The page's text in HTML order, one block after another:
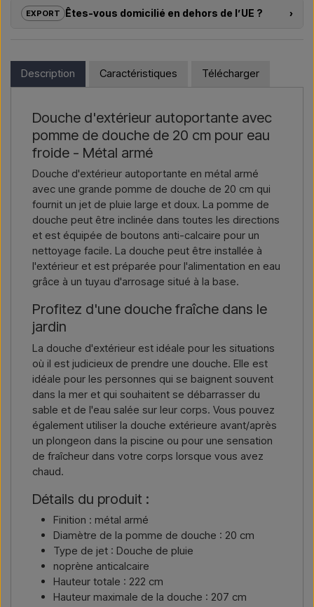
promoteurs immobiliers avec des
pour douches extérieures – du choix du modèle à la bonne
Vous souhaitez un
plus importante, contactez-nous – réponse rapide.
EXPORT Êtes-vous domicilié en dehors de l’UE ?
›
commander directement sur le webshop. En revanche, vous
pouvez nous contacter et recevoir un prix avec la livraison et,
Il vous suffit d’indiquer l’article qui vous intéresse (référence ou
lien vers l’article) ainsi que les adresses de facturation et de
livraison, et vous recevrez une offre.
Nous écrire → Nous appeler →
Description Caractéristiques Télécharger
Douche d'extérieur autoportante avec
pomme de douche de 20 cm pour eau
froide - Métal armé
Douche d'extérieur autoportante en métal armé
avec une grande pomme de douche de 20 cm qui
fournit un jet de pluie large et doux. La pomme de
douche peut être inclinée dans toutes les directions
et est équipée de boutons anti-calcaire pour un
nettoyage facile. La douche peut être installée à
l'extérieur et est préparée pour l'alimentation en eau
grâce à un tuyau d'arrosage situé à la base.
Profitez d'une douche fraîche dans le
jardin
La douche d'extérieur est idéale pour les situations
où il est judicieux de prendre une douche. Elle est
idéale pour les personnes qui se baignent souvent
dans la mer et qui souhaitent se débarrasser du
sable et de l'eau salée sur leur corps. Vous pouvez
également utiliser la douche extérieure avant/après
un plongeon dans la piscine ou pour une sensation
de fraîcheur dans votre corps lorsque vous avez
chaud.
Détails du produit :
Finition : métal armé
Diamètre de la pomme de douche : 20 cm
Type de jet : Douche de pluie
noprène anticalcaire
Hauteur totale : 222 cm
Hauteur maximale de la douche : 207 cm